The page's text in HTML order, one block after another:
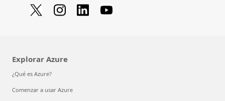
Explorar Azure
¿Qué es Azure?
Comenzar a usar Azure